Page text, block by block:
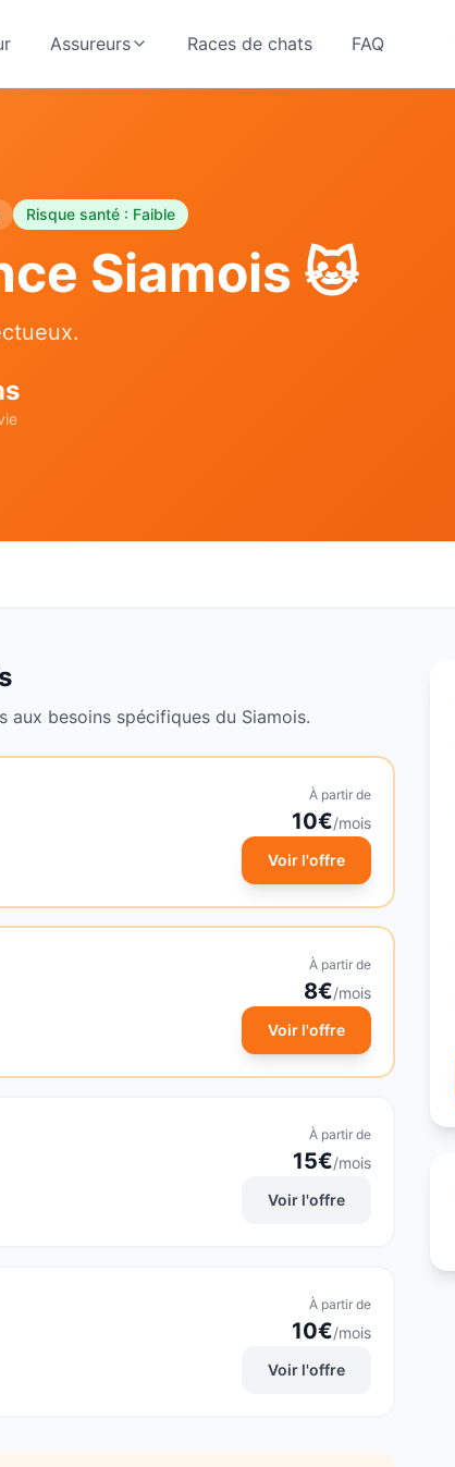
Assureurs Races de chats FAQ
Risque santé : Faible
Siamois 🐱
aux besoins spécifiques du Siamois.
À partir de
10€/mois
Voir l'offre
À partir de
8€/mois
Voir l'offre
À partir de
15€/mois
Voir l'offre
À partir de
10€/mois
Voir l'offre